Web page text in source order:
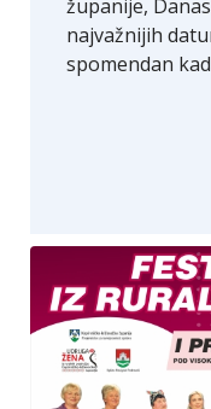
županije,
najvažnijih
spomendan